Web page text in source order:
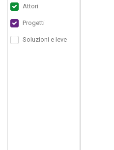
Attori
Progetti
Soluzioni e leve